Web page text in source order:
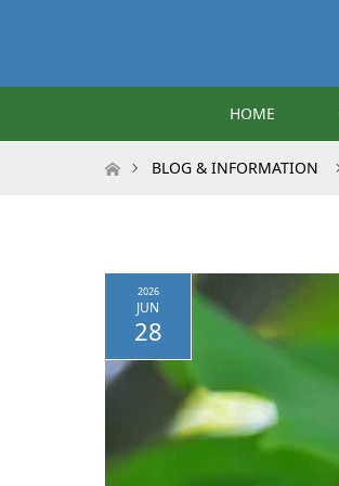
HOME
ホームBLOG & INFORMATION
2026
JUN
28